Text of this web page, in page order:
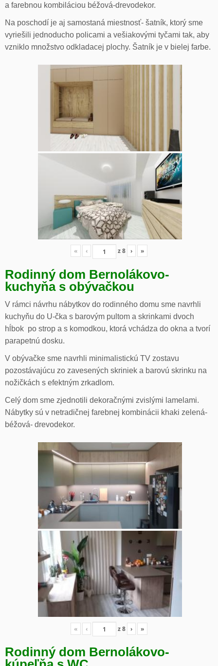
a farebnou kombiláciou béžová-drevodekor.
Na poschodí je aj samostaná miestnosť- šatník, ktorý sme
vyriešili jednoducho policami a vešiakovými tyčami tak, aby
vzniklo množstvo odkladacej plochy. Šatník je v bielej farbe.
« ‹ z8 › »
Rodinný dom Bernolákovo-
kuchyňa s obývačkou
V rámci návrhu nábytkov do rodinného domu sme navrhli
kuchyňu do U-čka s barovým pultom a skrinkami dvoch
hĺbok po strop a s komodkou, ktorá vchádza do okna a tvorí
parapetnú dosku.
V obývačke sme navrhli minimalistickú TV zostavu
pozostávajúcu zo zavesených skriniek a barovú skrinku na
nožičkách s efektným zrkadlom.
Celý dom sme zjednotili dekoračnými zvislými lamelami.
Nábytky sú v netradičnej farebnej kombinácii khaki zelená-
béžová- drevodekor.
« ‹ z8 › »
Rodinný dom Bernolákovo-